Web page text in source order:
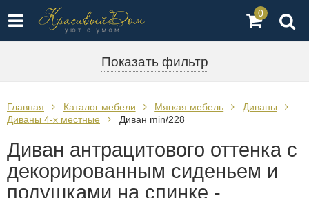
0
Показать фильтр
Главная Каталог мебели Мягкая мебель
Диваны
Диваны 4-х местные
Диван min/228
Диван антрацитового оттенка с
декорированным сиденьем и
подушками на спинке -